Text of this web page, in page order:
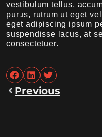
vestibulum tellus,
purus, rutrum ut eget
eget adipiscing ipsum
suspendisse lacus, at
consectetuer.
Previous